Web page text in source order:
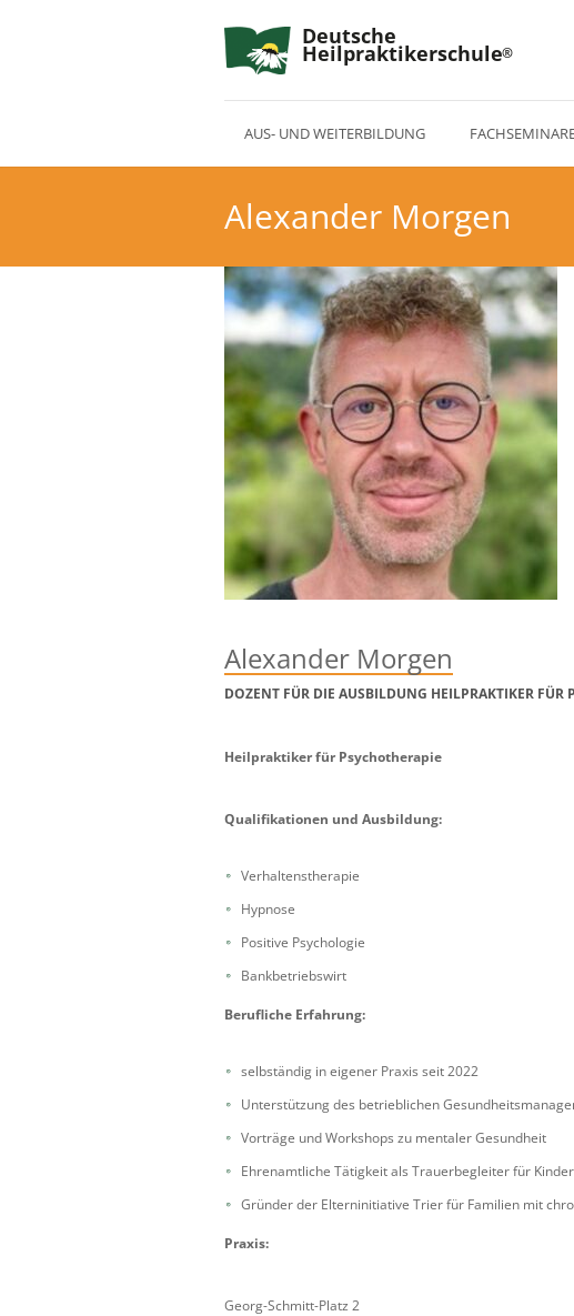
Deutsche
Heilpraktikerschule
AUS- UND WEITERBILDUNG
Alexander Morgen
Alexander Morgen
DOZENT FÜR DIE AUSBILDUNG HEILPRAKTIKER FÜR
Heilpraktiker für Psychotherapie
Qualifikationen und Ausbildung:
Verhaltenstherapie
Hypnose
Positive Psychologie
Bankbetriebswirt
Berufliche Erfahrung:
selbständig in eigener Praxis seit 2022
Unterstützung des betrieblichen
Vorträge und Workshops zu mentaler Gesundheit
Ehrenamtliche Tätigkeit als Trauerbegleiter für
Gründer der Elterninitiative Trier für Familien mit
Praxis:
Georg-Schmitt-Platz 2